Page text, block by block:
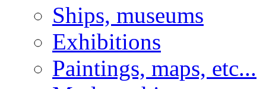
Ships, museums
Exhibitions
Paintings, maps, etc...